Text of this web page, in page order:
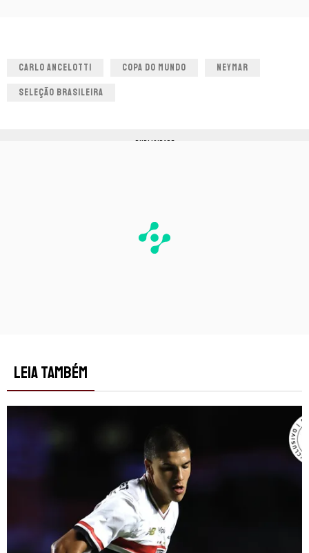
CARLO ANCELOTTI COPA DO MUNDO NEYMAR
SELEÇÃO BRASILEIRA
PUBLICIDADE
LEIA TAMBÉM